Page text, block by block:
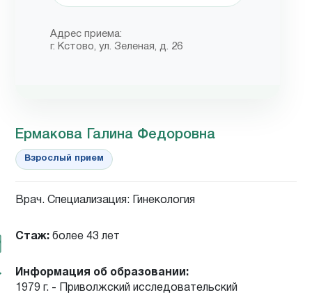
Адрес приема:
г. Кстово, ул. Зеленая, д. 26
Ермакова Галина Федоровна
Взрослый прием
Врач. Специализация: Гинекология
Стаж: более 43 лет
Информация об образовании:
1979 г. - Приволжский исследовательский